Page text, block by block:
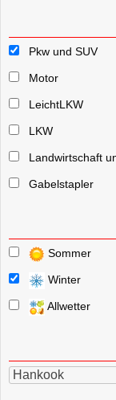
Pkw und SUV
Motor
LeichtLKW
LKW
Landwirtschaft
Gabelstapler
Sommer
Winter
Allwetter
Hankook